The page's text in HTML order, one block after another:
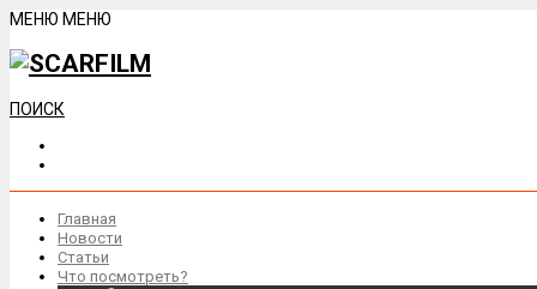
МЕНЮ МЕНЮ
ПОИСК
Главная
Новости
Статьи
Что посмотреть?